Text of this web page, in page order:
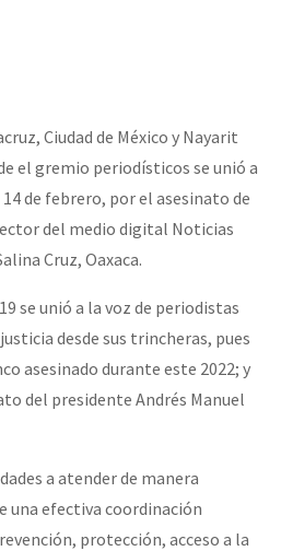
a Humanidade”
a Humanidad”
a Humanidade”
por la libertad de Jesús
se publica no Estado Espanhol
saiba! Nossas lutas pela
Ciudad de México y Nayarit
el gremio periodísticos se unió a
de febrero, por el asesinato de
del medio digital Noticias
Cruz, Oaxaca.
se unió a la voz de periodistas
desde sus trincheras, pues
asesinado durante este 2022; y
del presidente Andrés Manuel
a atender de manera
una efectiva coordinación
protección, acceso a la